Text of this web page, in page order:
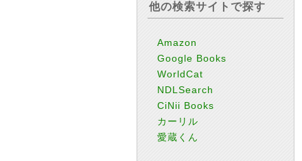
他の検索サイトで探す
Amazon
Google Books
WorldCat
NDLSearch
CiNii Books
カーリル
愛蔵くん